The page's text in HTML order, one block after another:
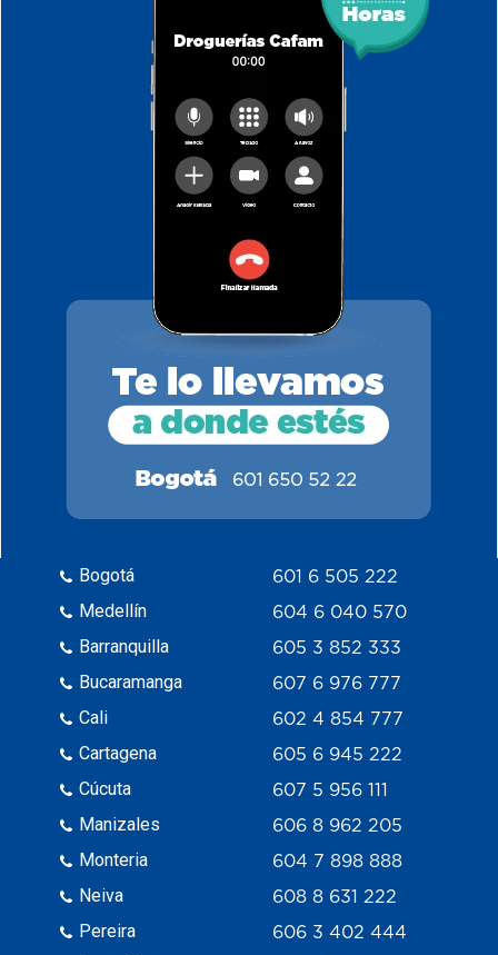
Bogotá
Medellín
Barranquilla
Bucaramanga
Cali
Cartagena
Cúcuta
Manizales
Monteria
Neiva
Pereira
601 6 505 222
604 6 040 570
605 3 852 333
607 6 976 777
602 4 854 777
605 6 945 222
607 5 956 111
606 8 962 205
604 7 898 888
608 8 631 222
606 3 402 444